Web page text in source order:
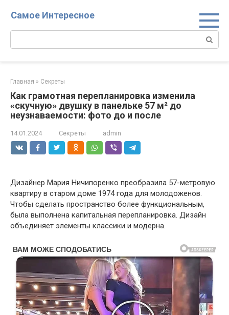
Самое Интересное
Поиск:
Главная » Секреты
Как грамотная перепланировка изменила
«скучную» двушку в панельке 57 м² до
неузнаваемости: фото до и после
14.01.2024 Секреты admin
Дизайнер Мария Ничипоренко преобразила 57-метровую
квартиру в старом доме 1974 года для молодоженов.
Чтобы сделать пространство более функциональным,
была выполнена капитальная перепланировка. Дизайн
объединяет элементы классики и модерна.